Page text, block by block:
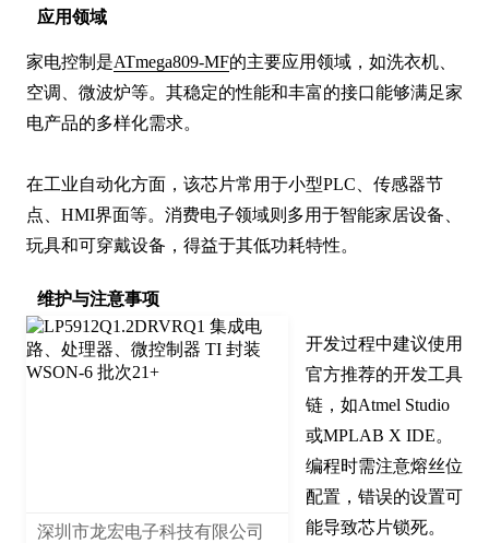
应用领域
家电控制是ATmega809-MF的主要应用领域，如洗衣机、
空调、微波炉等。其稳定的性能和丰富的接口能够满足家
电产品的多样化需求。
在工业自动化方面，该芯片常用于小型PLC、传感器节
点、HMI界面等。消费电子领域则多用于智能家居设备、
玩具和可穿戴设备，得益于其低功耗特性。
维护与注意事项
深圳市龙宏电子科技有限公司
开发过程中建议使用
官方推荐的开发工具
链，如Atmel Studio
或MPLAB X IDE。
编程时需注意熔丝位
配置，错误的设置可
能导致芯片锁死。